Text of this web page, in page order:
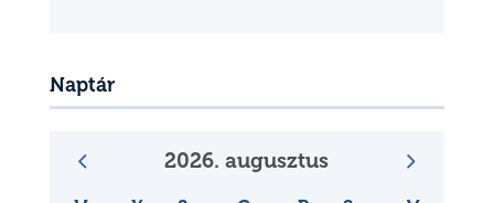
Naptár
2026. augusztus